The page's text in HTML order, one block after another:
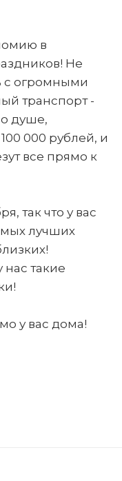
в
Не
с огромными
транспорт -
душе,
000 рублей, и
все прямо к
так что у вас
лучших
нас такие
у вас дома!